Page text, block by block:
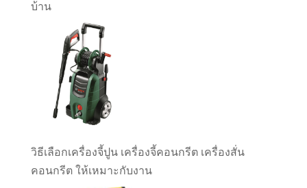
บ้าน
วิธีเลือกเครื่องจี้ปูน เครื่องจี้คอนกรีต เครื่องสั่น
คอนกรีต ให้เหมาะกับงาน